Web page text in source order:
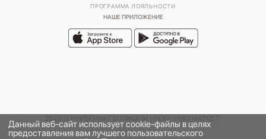
НАШЕ ПРИЛОЖЕНИЕ
ПРОГРАММА ЛОЯЛЬНОСТИ
Данный веб-сайт использует cookie-файлы в целях
предоставления вам лучшего пользовательского